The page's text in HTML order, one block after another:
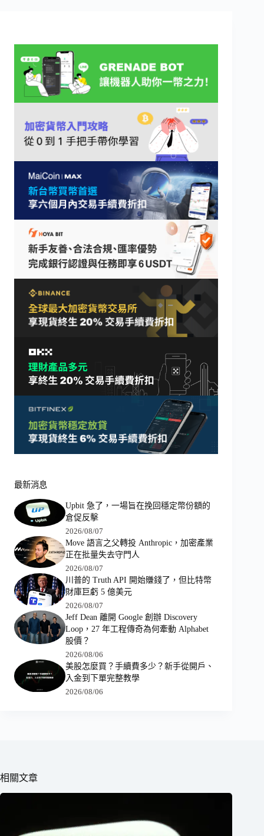
最新消息
Upbit 急了，一場旨在挽回穩定幣份額的
倉促反擊
2026/08/07
Move 語言之父轉投 Anthropic，加密產業
正在批量失去守門人
2026/08/07
川普的 Truth API 開始賺錢了，但比特幣
財庫巨虧 5 億美元
2026/08/07
Jeff Dean 離開 Google 創辦 Discovery
Loop，27 年工程傳奇為何牽動 Alphabet
股價？
2026/08/06
美股怎麼買？手續費多少？新手從開戶、
入金到下單完整教學
2026/08/06
相關文章